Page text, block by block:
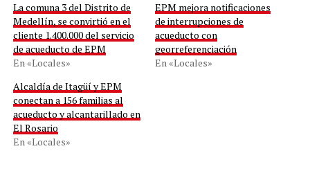
La comuna 3 del Distrito de
Medellín, se convirtió en el
cliente 1.400.000 del servicio
de acueducto de EPM
En «Locales»
EPM mejora notificaciones
de interrupciones de
acueducto con
georreferenciación
En «Locales»
Alcaldía de Itagüí y EPM
conectan a 156 familias al
acueducto y alcantarillado en
El Rosario
En «Locales»